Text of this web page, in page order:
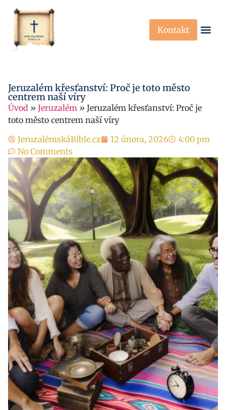
Kontakt
Jeruzalém křesťanství: Proč je toto město
centrem naší víry
Úvod » Jeruzalém » Jeruzalém křesťanství: Proč je
toto město centrem naší víry
JeruzalémskáBible.cz
12 února, 2026
4:00 pm
No Comments